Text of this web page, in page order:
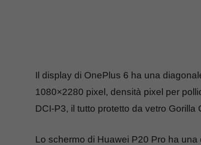
Il display di OnePlus 6 ha una
1080×2280 pixel, densità pixel per
DCI-P3, il tutto protetto da vetro Gorilla
Lo schermo di Huawei P20 Pro ha